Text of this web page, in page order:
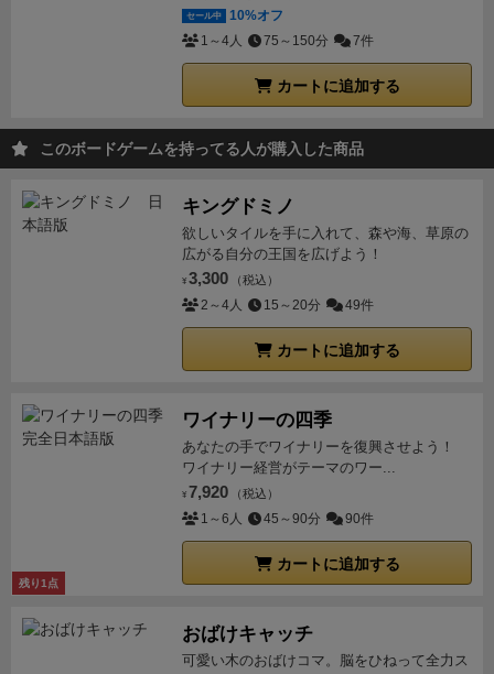
いる。よりゲーマー向けになり、前作のように何とな
くなっている。しっかりと考えてアクションの取捨選
択をしないと、全く勝敗に絡むことはできないだろ
う。 ★総評
GWTが好きで何度もプレイしているような
方や、重ゲーを普段から好んで遊ぶ層には間違いなく
勧められるゲームだと思う。逆に重ゲーに慣れていな
い方やGWTにあまり興味がない、という方に勧めるの
は慎重になったほうが良いだろう。前作とこちらとど
ちらが面白いか、という質問に対しては、私は別のゲ
ームと答えている。実際似て非なるもので、どちらの
ゲームにもそれぞれの良さがあるように感じられた。
前作の熟成されたゲームバランスとシャープなゲーム
ではないからだ。
・出荷は質よりタイミング
ボーイは弱体化・小麦は超重要・農夫は強い
無視できない
していると感じます(依然、特化が最善なのは変わりま
せんが)。特にGWTで花形だったカウボーイ特化は見
る影もないです。GWTはとにかく特化が強く、非常に
盤に決めた戦略を一直線に押し通すイメージでした
が、GWTAはより戦術的で柔軟、多角的なゲームだと
思います。どのプレイヤーも何かしらの方法で小麦確
保は必要ですし、他の駒を飛び越せる時は積極的に鉄
グもGWT以上に重要で、周囲の動き次第では、やりた
いアクションを省略して戦略を曲げてでも出荷を急が
らも適宜他分野に手を出していかなければならず、常
に周囲を見ながら最善手を求められる難しいゲーム、
という印象でした。
また、GWTで見られた労働者のめ
くれ運や戦略被りは、他分野に手を出しやすいゲーム
性からプレイングでカバーしやすい感があります。カ
ウボーイ特化で始めたけどカウボーイがタイミング良
を雇ってリカバリーできそうです。最初に決めた戦略
を状況次第で切り替え可能なのは、GWTAの大きな特
ちらも検討しよう。少なからず、大して本家に思い入
れがない人がやっても、「まぁ、無難に面白い重ゲ
ー」としかならない可能性が高いので、とにもかくに
も、本家にハマったかどうかでこのゲームをやるかを
判断したほうがよいかな。３部作なので、ニュージー
ランドもあるけど、多分、この感じだと、やらなくて
するかな・・・。
セール中
10%オフ
1～4人
75～150分 7件
カートに追加する
このボードゲームを持ってる人が購入した商品
キングドミノ
欲しいタイルを手に入れて、森や海、草原の
広がる自分の王国を広げよう！
¥ 3,300 （税込）
2～4人 15～20分 49件
カートに追加する
残り1点
ワイナリーの四季
あなたの手でワイナリーを復興させよう！
ワイナリー経営がテーマのワー...
¥ 7,920 （税込）
1～6人 45～90分 90件
カートに追加する
おばけキャッチ
可愛い木のおばけコマ。脳をひねって全力ス